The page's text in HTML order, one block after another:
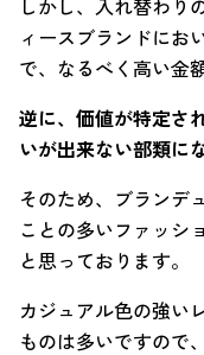
しかし、入れ替わり
ィースブランドにお
で、なるべく高い金
逆に、価値が特定さ
いが出来ない部類に
そのため、ブランデ
ことの多いファッシ
と思っております。
カジュアル色の強い
ものは多いですので